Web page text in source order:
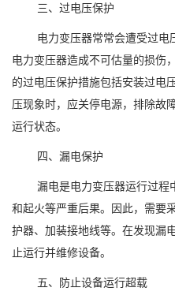
三、过电压保护
电力变压器常常会遭受过电
电力变压器造成不可估量的损伤
的过电压保护措施包括安装过电
压现象时，应关停电源，排除故
运行状态。
四、漏电保护
漏电是电力变压器运行过程
和起火等严重后果。因此，需要
护器、加装接地线等。在发现漏
止运行并维修设备。
五、防止设备运行超载